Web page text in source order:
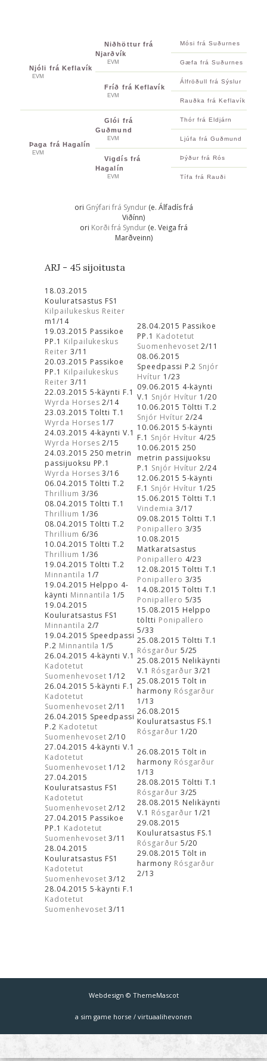
Njóli frá Keflavík
EVM
Niðhöttur frá
Njarðvík
EVM
Mósi frá Suðurnes
Gæfa frá Suðurnes
Fríð frá Keflavík
EVM
Álfröðull frá Sýslur
Rauðka frá Keflavík
Þaga frá Hagalín
EVM
Glói frá
Guðmund
EVM
Thór frá Eldjárn
Ljúfa frá Guðmund
Vigdís frá
Hagalín
EVM
Þýður frá Rós
Tífa frá Rauði
ori Gnýfari frá Syndur(e. Álfadís frá
Viðínn)
ori Korði frá Syndur(e. Veiga frá
Marðveinn)
ARJ - 45 sijoitusta
18.03.2015
Kouluratsastus FS1
Kilpailukeskus Reiter
m1/14
19.03.2015 Passikoe
PP.1 Kilpailukeskus
Reiter 3/11
20.03.2015 Passikoe
PP.1 Kilpailukeskus
Reiter 3/11
22.03.2015 5-käynti F.1
Wyrda Horses 2/14
23.03.2015 Töltti T.1
Wyrda Horses 1/7
24.03.2015 4-käynti V.1
Wyrda Horses 2/15
24.03.2015 250 metrin
passijuoksu PP.1
Wyrda Horses 3/16
06.04.2015 Töltti T.2
Thrillium 3/36
08.04.2015 Töltti T.1
Thrillium 1/36
08.04.2015 Töltti T.2
Thrillium 6/36
10.04.2015 Töltti T.2
Thrillium 1/36
19.04.2015 Töltti T.2
Minnantila 1/7
19.04.2015 Helppo 4-
käynti Minnantila 1/5
19.04.2015
Kouluratsastus FS1
Minnantila 2/7
19.04.2015 Speedpassi
P.2 Minnantila 1/5
26.04.2015 4-käynti V.1
Kadotetut
Suomenhevoset 1/12
26.04.2015 5-käynti F.1
Kadotetut
Suomenhevoset 2/11
26.04.2015 Speedpassi
P.2 Kadotetut
Suomenhevoset 2/10
27.04.2015 4-käynti V.1
Kadotetut
Suomenhevoset 1/12
27.04.2015
Kouluratsastus FS1
Kadotetut
Suomenhevoset 2/12
27.04.2015 Passikoe
PP.1 Kadotetut
Suomenhevoset 3/11
28.04.2015
Kouluratsastus FS1
Kadotetut
Suomenhevoset 3/12
28.04.2015 5-käynti F.1
Kadotetut
Suomenhevoset 3/11
28.04.2015 Passikoe
PP.1 Kadotetut
Suomenhevoset 2/11
08.06.2015
Speedpassi P.2 Snjór
Hvítur 1/23
09.06.2015 4-käynti
V.1 Snjór Hvítur 1/20
10.06.2015 Töltti T.2
Snjór Hvítur 2/24
10.06.2015 5-käynti
F.1 Snjór Hvítur 4/25
10.06.2015 250
metrin passijuoksu
P.1 Snjór Hvítur 2/24
12.06.2015 5-käynti
F.1 Snjór Hvítur 1/25
15.06.2015 Töltti T.1
Vindemia 3/17
09.08.2015 Töltti T.1
Ponipallero 3/35
10.08.2015
Matkaratsastus
Ponipallero 4/23
12.08.2015 Töltti T.1
Ponipallero 3/35
14.08.2015 Töltti T.1
Ponipallero 5/35
15.08.2015 Helppo
töltti Ponipallero
5/33
25.08.2015 Töltti T.1
Rósgarður 5/25
25.08.2015 Nelikäynti
V.1 Rósgarður 3/21
25.08.2015 Tölt in
harmony Rósgarður
1/13
26.08.2015
Kouluratsastus FS.1
Rósgarður 1/20
26.08.2015 Tölt in
harmony Rósgarður
1/13
28.08.2015 Töltti T.1
Rósgarður 3/25
28.08.2015 Nelikäynti
V.1 Rósgarður 1/21
29.08.2015
Kouluratsastus FS.1
Rósgarður 5/20
29.08.2015 Tölt in
harmony Rósgarður
2/13
Webdesign © ThemeMascot
a sim game horse / virtuaalihevonen